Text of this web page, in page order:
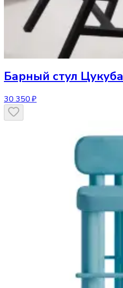
Барный стул Цукуба
30 350 ₽